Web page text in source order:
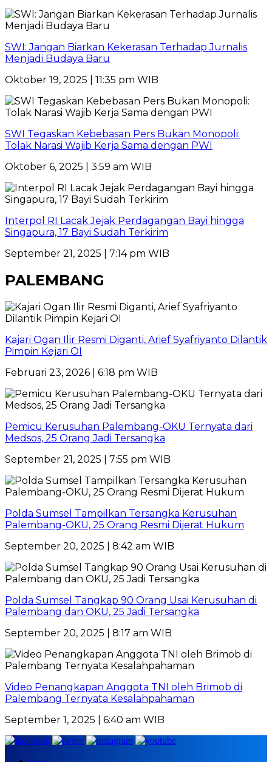
SWI: Jangan Biarkan Kekerasan Terhadap Jurnalis
Menjadi Budaya Baru
Oktober 19, 2025 | 11:35 pm WIB
SWI Tegaskan Kebebasan Pers Bukan Monopoli:
Tolak Narasi Wajib Kerja Sama dengan PWI
Oktober 6, 2025 | 3:59 am WIB
Interpol RI Lacak Jejak Perdagangan Bayi hingga
Singapura, 17 Bayi Sudah Terkirim
September 21, 2025 | 7:14 pm WIB
PALEMBANG
Kajari Ogan Ilir Resmi Diganti, Arief Syafriyanto Dilantik
Pimpin Kejari OI
Februari 23, 2026 | 6:18 pm WIB
Pemicu Kerusuhan Palembang-OKU Ternyata dari
Medsos, 25 Orang Jadi Tersangka
September 21, 2025 | 7:55 pm WIB
Polda Sumsel Tampilkan Tersangka Kerusuhan
Palembang-OKU, 25 Orang Resmi Dijerat Hukum
September 20, 2025 | 8:42 am WIB
Polda Sumsel Tangkap 90 Orang Usai Kerusuhan di
Palembang dan OKU, 25 Jadi Tersangka
September 20, 2025 | 8:17 am WIB
Video Penangkapan Anggota TNI oleh Brimob di
Palembang Ternyata Kesalahpahaman
September 1, 2025 | 6:40 am WIB